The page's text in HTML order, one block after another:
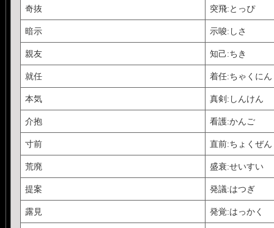
奇抜 突飛:とっぴ
暗示 示唆:しさ
親友 知己:ちき
就任 着任:ちゃくにん
本気 真剣:しんけん
介抱 看護:かんご
寸前 直前:ちょくぜん
荒廃 盛衰:せいすい
提案 発議:はつぎ
露見 発覚:はっかく